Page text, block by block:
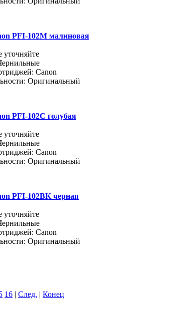
PFI-102M малиновая
Canon
Оригинальный
PFI-102C голубая
Canon
Оригинальный
PFI-102BK черная
Canon
Оригинальный
16 | След. | Конец